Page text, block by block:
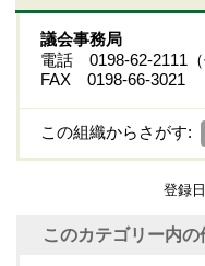
議会事務局
電話 0198-62-2111（
FAX 0198-66-3021
この組織からさがす:
登録
このカテゴリー内